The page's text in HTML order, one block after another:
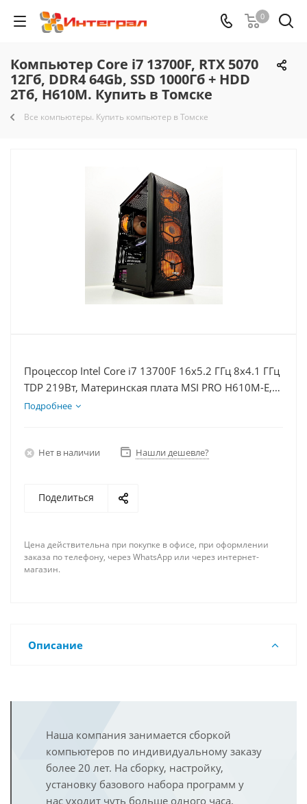
0
Компьютер Core i7 13700F, RTX 5070
12Гб, DDR4 64Gb, SSD 1000Гб + HDD
2Тб, H610M. Купить в Томске
Все компьютеры. Купить компьютер в Томске
Процессор Intel Core i7 13700F 16x5.2 ГГц 8x4.1 ГГц
TDP 219Вт, Материнская плата MSI PRO H610M-E,
Видеокарта RTX 5070 12Гб, Память DDR4 64Gb,
Подробнее
Нет в наличии Нашли дешевле?
Поделиться
Цена действительна при покупке в офисе, при оформлении
заказа по телефону, через WhatsApp или через интернет-
магазин.
Описание
Наша компания занимается сборкой
компьютеров по индивидуальному заказу
более 20 лет. На сборку, настройку,
установку базового набора программ у
нас уходит чуть больше одного часа.